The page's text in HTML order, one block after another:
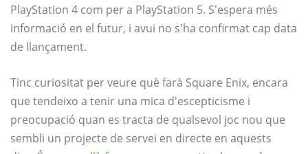
PlayStation 4 com per a PlayStation 5. S'espera més
informació en el futur, i avui no s'ha confirmat cap data
de llançament.
Tinc curiositat per veure què farà Square Enix, encara
que tendeixo a tenir una mica d'escepticisme i
preocupació quan es tracta de qualsevol joc nou que
sembli un projecte de servei en directe en aquests